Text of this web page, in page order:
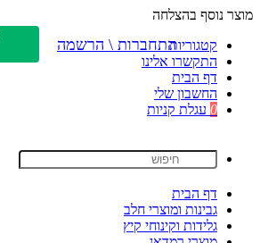
מוצר נוסף בהצלחה
קטגוריות
התקשרו אלינו
דף הבית
החשבון שלי
0 עגלת קניות
דף הבית
גבינות ומוצרי חלב
גלידות וקינוחי קיץ
התחברות \ הרשמה